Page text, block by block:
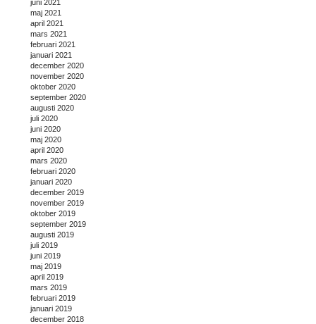
juni 2021
maj 2021
april 2021
mars 2021
februari 2021
januari 2021
december 2020
november 2020
oktober 2020
september 2020
augusti 2020
juli 2020
juni 2020
maj 2020
april 2020
mars 2020
februari 2020
januari 2020
december 2019
november 2019
oktober 2019
september 2019
augusti 2019
juli 2019
juni 2019
maj 2019
april 2019
mars 2019
februari 2019
januari 2019
december 2018